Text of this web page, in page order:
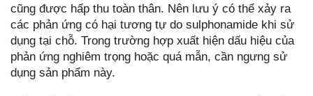
cũng được hấp thu toàn thân. Nên lưu ý có thể xảy ra
các phản ứng có hại tương tự do sulphonamide khi sử
dụng tại chỗ. Trong trường hợp xuất hiện dấu hiệu của
phản ứng nghiêm trọng hoặc quá mẫn, cần ngưng sử
dụng sản phẩm này.